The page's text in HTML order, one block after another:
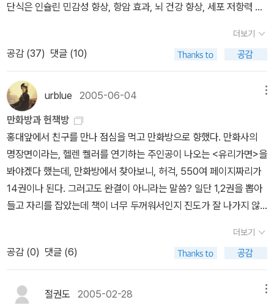
단식은 인슐린 민감성 향상, 항암 효과, 뇌 건강 향상, 세포 저항력 향
- DK <음식 원리> 편집 위원회, <음식 원리> , p201 나이가 들어
간다는 느낌을 많이 받는 요즘입니다. 예전에는 무엇이든 양껏 먹어
도 불편함 없이 활동할 수 있었는데, 최근에는 조금만 먹어도 배가 더
부룩해지는 것을 보면 신진대사(新陳代謝, metabolism) 능력이
확연히 떨어졌음을 실감합니다. 덕분에, 체형도 미래인류형인 E.T처
럼 진화하는 것 같아 신경쓰던 중 아내의 권유로 3일간 금식이 힘들
겠지만, 고비만 넘기면 5kg 빼는 것은 문제도 아니라는 말에 물만 만
시는 금식을 했습니다. 임상실험결과, (사람마다 다르겠지만) 5kg 정
도는 뺄 수 있다고 여겨집니다. 단식 1주 전과 1주 후 보식(회복식)기
간을 가졌는데, 제게는 이 기간이 더 힘들게 느껴졌습니다. 그래도 준
비기간은 충분히 가져가야 후유증이 적다는 말이 있어 탄수화물과 당
섭취를 줄이는 준비기간을 가졌습니다. 결과적으로 단식 전 보식기간
에 1kg 정도, 금식 기간에 4kg 정도 빠지고, 단식 후 보식 기간에 1kg
가졌다는 점이라 여겨집니다. 마치, CPU(Central Processing Uni
더보기
공감 (37) 댓글 (10)
urblue 2005-06-04
만화방과 헌책방
홍대앞에서 친구를 만나 점심을 먹고 만화방으로 향했다. 만화사의
명장면이라는, 헬렌 켈러를 연기하는 주인공이 나오는 <유리가면>을
봐야겠다 했는데, 만화방에서 찾아보니, 허걱, 550여 페이지짜리가
14권이나 된다. 그러고도 완결이 아니라는 말씀? 일단 1,2권을 뽑아
들고 자리를 잡았는데 책이 너무 두꺼워서인지 진도가 잘 나가지 않
것으로 끝. 으윽... 저걸 언제 다 본다냐. -_- 결과적으로 헬렌 켈러
를 연기하는 장면은 보지 못했다. (어느 부분 쯤 있을까요? -_-a) 만
화 자체는 뭐 그럭저럭 재미있었는데, 드래곤볼의 구조가 눈에 띈다.
(물론 이 만화가 먼저 나왔으니 '드래곤볼 구조'라고 말하는 것은 맞지
더보기
공감 (0) 댓글 (6)
절권도 2005-02-28